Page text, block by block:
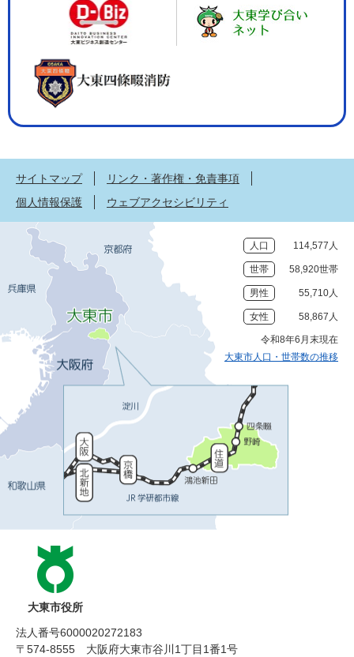
サイトマップ
リンク・著作権・免責事項
個人情報保護
ウェブアクセシビリティ
人口 114,577人
世帯 58,920世帯
男性 55,710人
女性 58,867人
令和8年6月末現在
大東市人口・世帯数の推移
大東市役所
法人番号6000020272183
〒574-8555 大阪府大東市谷川1丁目1番1号